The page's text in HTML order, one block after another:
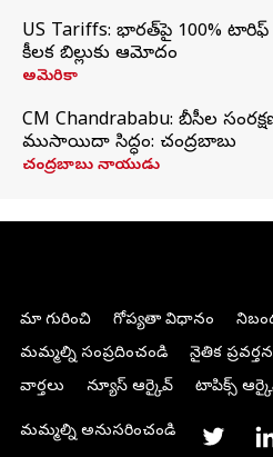
US Tariffs: భారత్‌పై 100%
కీలక బిల్లుకు ఆమోదం
అమెరికా
CM Chandrababu: బీసీల
ముసాయిదా సిద్ధం: చంద్రబాబు
చంద్రబాబు నాయుడు
మా గురించి గోప్యతా విధానం
మమ్మల్ని సంప్రదించండి
నైతిక ప్రవర్తన
వార్తలు
న్యూస్ ఆర్కైవ్ టాపిక్స్
మమ్మల్ని అనుసరించండి